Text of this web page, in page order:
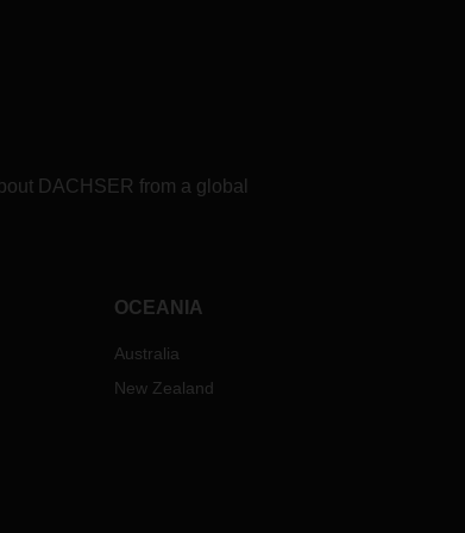
DACHSER from a global
OCEANIA
Australia
New Zealand